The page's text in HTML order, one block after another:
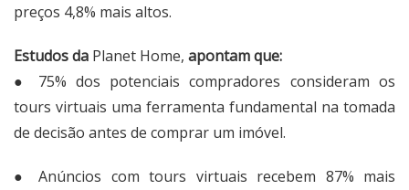
preços 4,8% mais altos.
Estudos da Planet Home, apontam que:
● 75% dos potenciais compradores consideram os
tours virtuais uma ferramenta fundamental na tomada
de decisão antes de comprar um imóvel.
● Anúncios com tours virtuais recebem 87% mais